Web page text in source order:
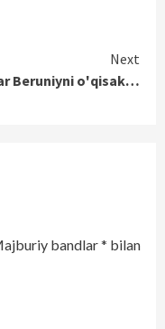
Next
Beruniyni o'qisak…
bandlar* bilan